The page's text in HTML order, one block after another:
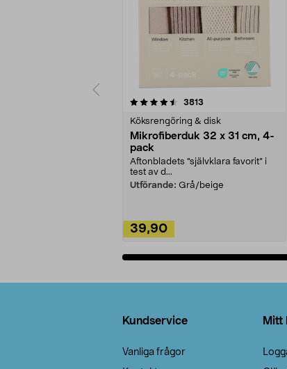
3813
Köksrengöring & disk
Mikrofiberduk 32 x 31 cm, 4-
pack
Aftonbladets "självklara favorit” i
test av d...
Utförande: Grå/beige
39,90
4.0av 5 stjärnor
Kundservice
Vanliga frågor
Mitt